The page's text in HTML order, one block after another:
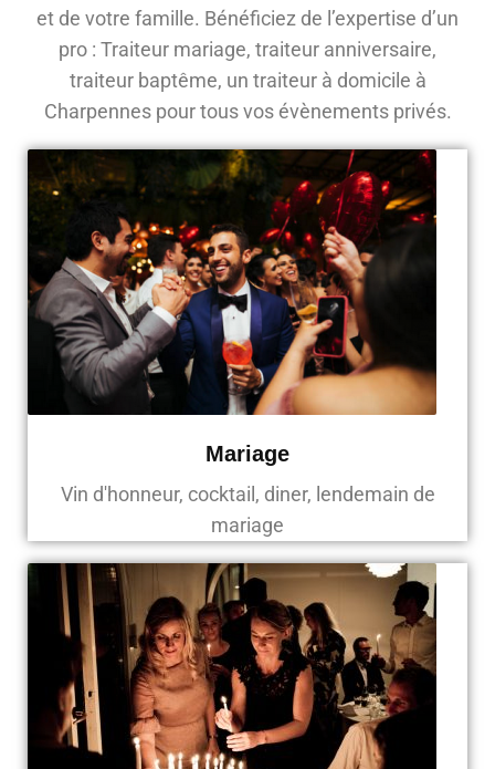
et de votre famille. Bénéficiez de l’expertise d’un
pro : Traiteur mariage, traiteur anniversaire,
traiteur baptême, un traiteur à domicile à
Charpennes pour tous vos évènements privés.
Mariage
Vin d'honneur, cocktail, diner, lendemain de
mariage